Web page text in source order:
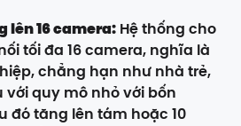
lên 16 camera: Hệ thống cho
tối đa 16 camera, nghĩa là
chẳng hạn như nhà trẻ,
với quy mô nhỏ với bốn
đó tăng lên tám hoặc 10